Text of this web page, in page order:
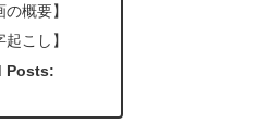
の概要】
起こし】
Posts: